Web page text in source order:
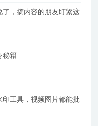
了，搞内容的朋友盯紧这
秘籍
印工具，视频图片都能批